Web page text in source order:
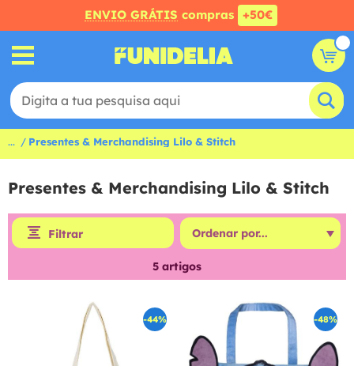
ENVIO GRÁTIS compras +50€
... Presentes & Merchandising Lilo & Stitch
Presentes & Merchandising Lilo & Stitch
Filtrar
5 artigos
-44% -48%